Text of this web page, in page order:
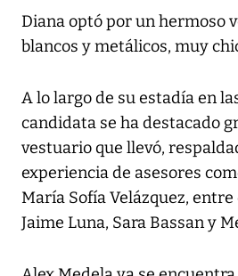
Diana optó por un hermoso
blancos y metálicos, muy
A lo largo de su estadía en
candidata se ha destacado
vestuario que llevó,
experiencia de asesores
María Sofía Velázquez,
Jaime Luna, Sara Bassan y